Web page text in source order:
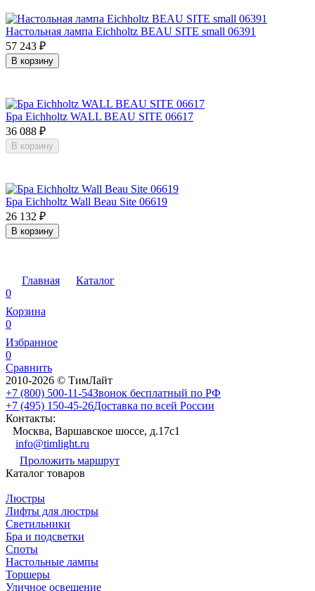
Настольная лампа Eichholtz BEAU SITE small 06391
57 243 ₽
В корзину
Бра Eichholtz WALL BEAU SITE 06617
36 088 ₽
В корзину
Бра Eichholtz Wall Beau Site 06619
26 132 ₽
В корзину
Главная
Каталог
0
Корзина
0
Избранное
0
Сравнить
2010-2026 © ТимЛайт
+7 (800) 500-11-54Звонок бесплатный по РФ
+7 (495) 150-45-26Доставка по всей России
Контакты:
Москва, Варшавское шоссе, д.17c1
info@timlight.ru
Проложить маршрут
Каталог товаров
Люстры
Лифты для люстры
Светильники
Бра и подсветки
Споты
Настольные лампы
Торшеры
Уличное освещение